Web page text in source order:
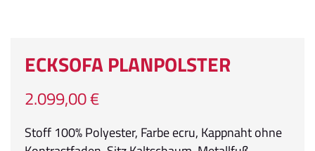
ECKSOFA PLANPOLSTER
2.099,00 €
Stoff 100% Polyester, Farbe ecru, Kappnaht ohne